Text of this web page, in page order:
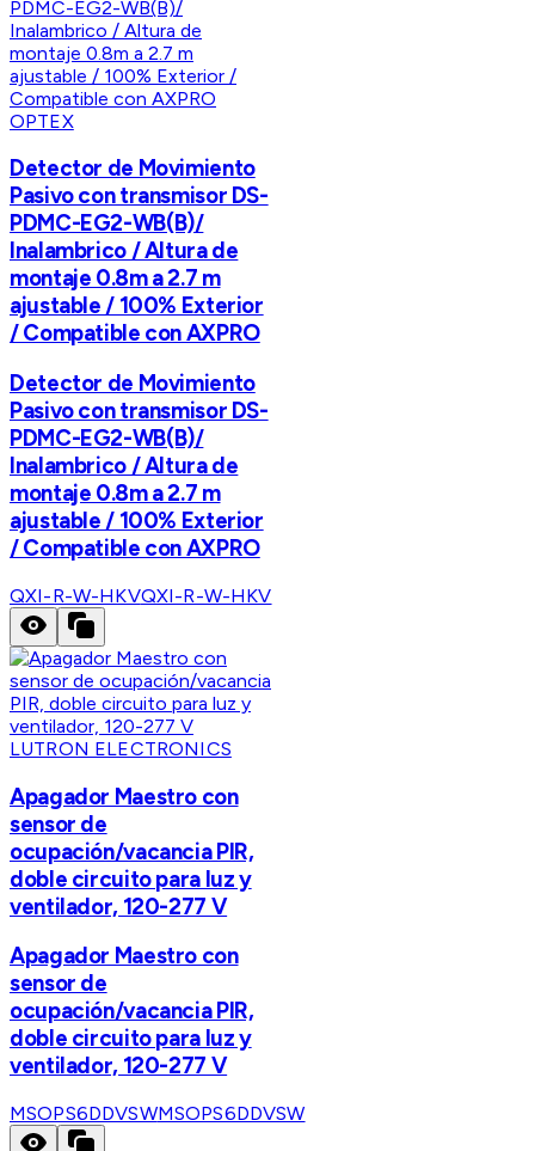
OPTEX
Detector de Movimiento
Pasivo con transmisor DS-
PDMC-EG2-WB(B)/
Inalambrico / Altura de
montaje 0.8m a 2.7 m
ajustable / 100% Exterior
/ Compatible con AXPRO
Detector de Movimiento
Pasivo con transmisor DS-
PDMC-EG2-WB(B)/
Inalambrico / Altura de
montaje 0.8m a 2.7 m
ajustable / 100% Exterior
/ Compatible con AXPRO
QXI-R-W-HKVQXI-R-W-HKV
LUTRON ELECTRONICS
Apagador Maestro con
sensor de
ocupación/vacancia PIR,
doble circuito para luz y
ventilador, 120-277 V
Apagador Maestro con
sensor de
ocupación/vacancia PIR,
doble circuito para luz y
ventilador, 120-277 V
MSOPS6DDVSWMSOPS6DDVSW